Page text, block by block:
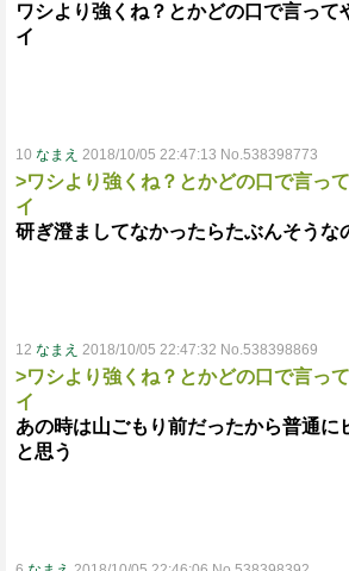
ワシより強くね？とかどの口で言って
イ
10 なまえ 2018/10/05 22:47:13 No.538398773
>ワシより強くね？とかどの口で言っ
イ
研ぎ澄ましてなかったらたぶんそうな
12 なまえ 2018/10/05 22:47:32 No.538398869
>ワシより強くね？とかどの口で言っ
イ
あの時は山ごもり前だったから普通に
と思う